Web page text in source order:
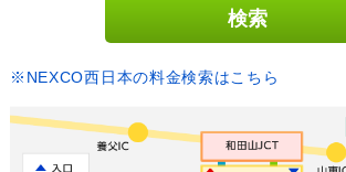
※NEXCO西日本の料金検索はこちら